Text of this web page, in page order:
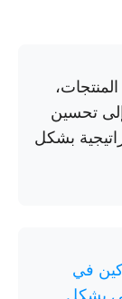
تحسين
بشكل
في